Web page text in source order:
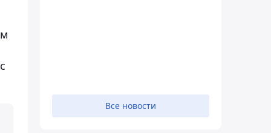
Все новости